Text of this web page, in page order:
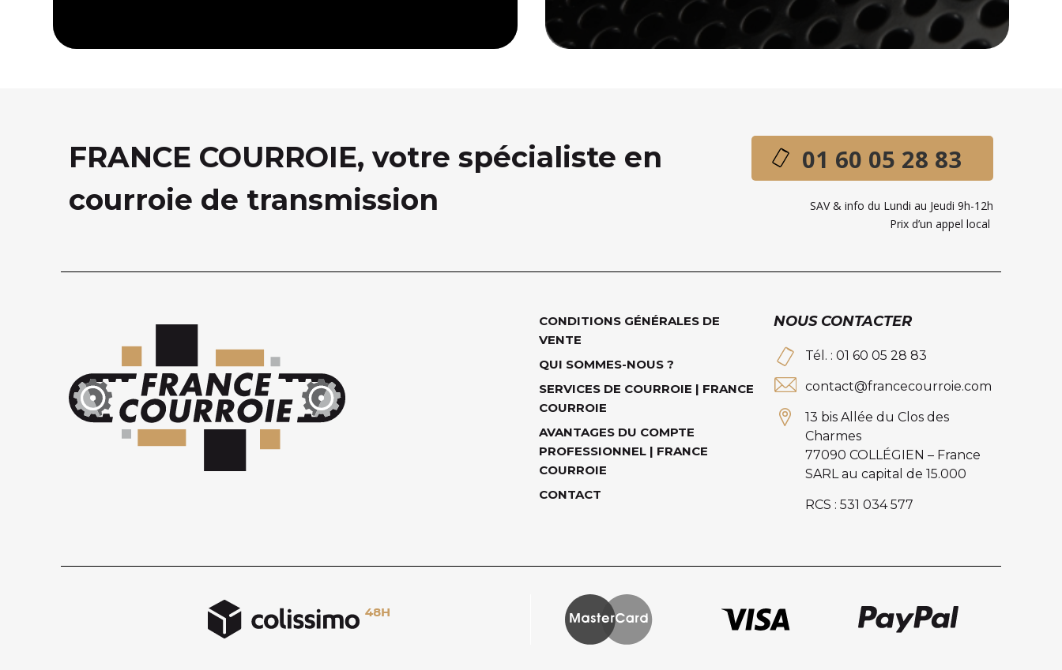
FRANCE COURROIE, votre spécialiste en
courroie de transmission
01 60 05 28 83
SAV & info du Lundi au Jeudi 9h-12h
Prix d’un appel local
CONDITIONS GÉNÉRALES DE
VENTE
QUI SOMMES-NOUS ?
SERVICES DE COURROIE | FRANCE
COURROIE
AVANTAGES DU COMPTE
PROFESSIONNEL | FRANCE
COURROIE
CONTACT
NOUS CONTACTER
Tél. : 01 60 05 28 83
contact@francecourroie.com
13 bis Allée du Clos des
Charmes
77090 COLLÉGIEN – France
SARL au capital de 15.000
RCS : 531 034 577